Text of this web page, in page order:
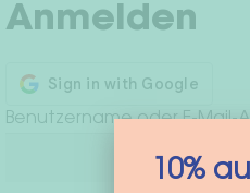
Anmelden
Benutzername oder E-Mail-
10%